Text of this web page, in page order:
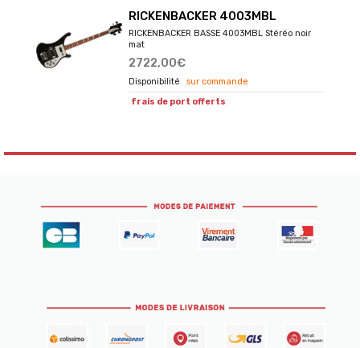
RICKENBACKER 4003MBL
RICKENBACKER BASSE 4003MBL Stéréo noir
mat
2722,00€
sur commande
frais de port offerts